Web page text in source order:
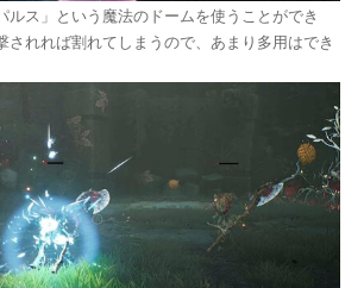
ルス」という魔法のドームを使うことができ
されれば割れてしまうので、あまり多用はでき